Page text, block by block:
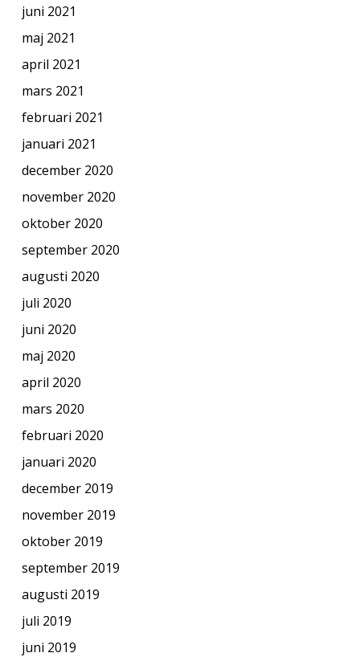
juni 2021
maj 2021
april 2021
mars 2021
februari 2021
januari 2021
december 2020
november 2020
oktober 2020
september 2020
augusti 2020
juli 2020
juni 2020
maj 2020
april 2020
mars 2020
februari 2020
januari 2020
december 2019
november 2019
oktober 2019
september 2019
augusti 2019
juli 2019
juni 2019